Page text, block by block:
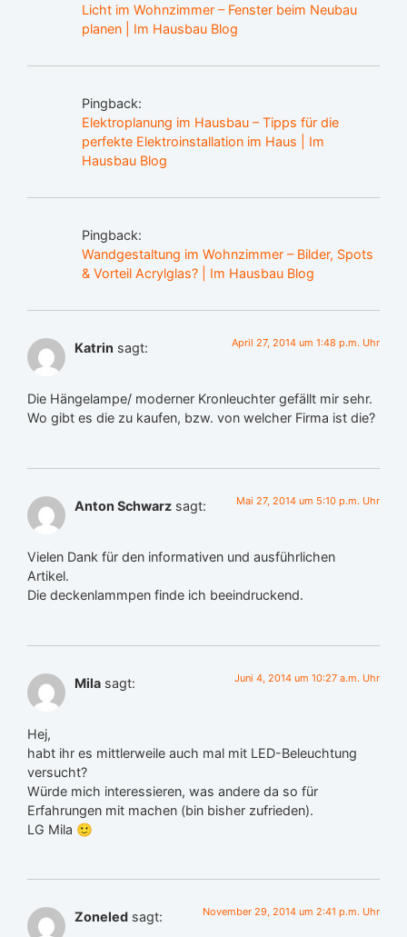
Licht im Wohnzimmer – Fenster beim Neubau
planen | Im Hausbau Blog
Pingback:
Elektroplanung im Hausbau – Tipps für die
perfekte Elektroinstallation im Haus | Im
Hausbau Blog
Pingback:
Wandgestaltung im Wohnzimmer – Bilder, Spots
& Vorteil Acrylglas? | Im Hausbau Blog
Katrin sagt: April 27, 2014 um 1:48 p.m. Uhr
Die Hängelampe/ moderner Kronleuchter gefällt mir sehr.
Wo gibt es die zu kaufen, bzw. von welcher Firma ist die?
Anton Schwarz sagt: Mai 27, 2014 um 5:10 p.m. Uhr
Vielen Dank für den informativen und ausführlichen
Artikel.
Die deckenlammpen finde ich beeindruckend.
Mila sagt: Juni 4, 2014 um 10:27 a.m. Uhr
Hej,
habt ihr es mittlerweile auch mal mit LED-Beleuchtung
versucht?
Würde mich interessieren, was andere da so für
Erfahrungen mit machen (bin bisher zufrieden).
LG Mila 🙂
Zoneled sagt: November 29, 2014 um 2:41 p.m. Uhr